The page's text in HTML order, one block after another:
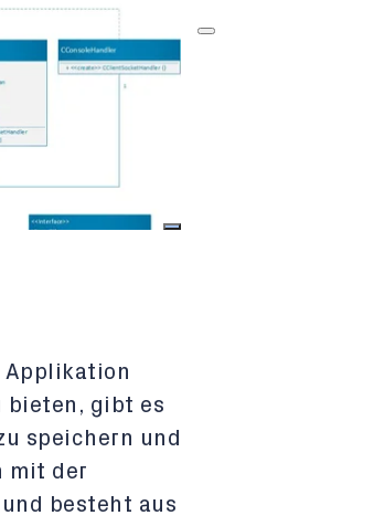
Applikation
bieten, gibt es
speichern und
mit der
besteht aus